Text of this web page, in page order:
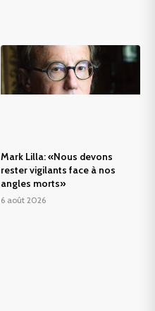
Mark Lilla: «Nous devons
rester vigilants face à nos
angles morts»
6 août 2026